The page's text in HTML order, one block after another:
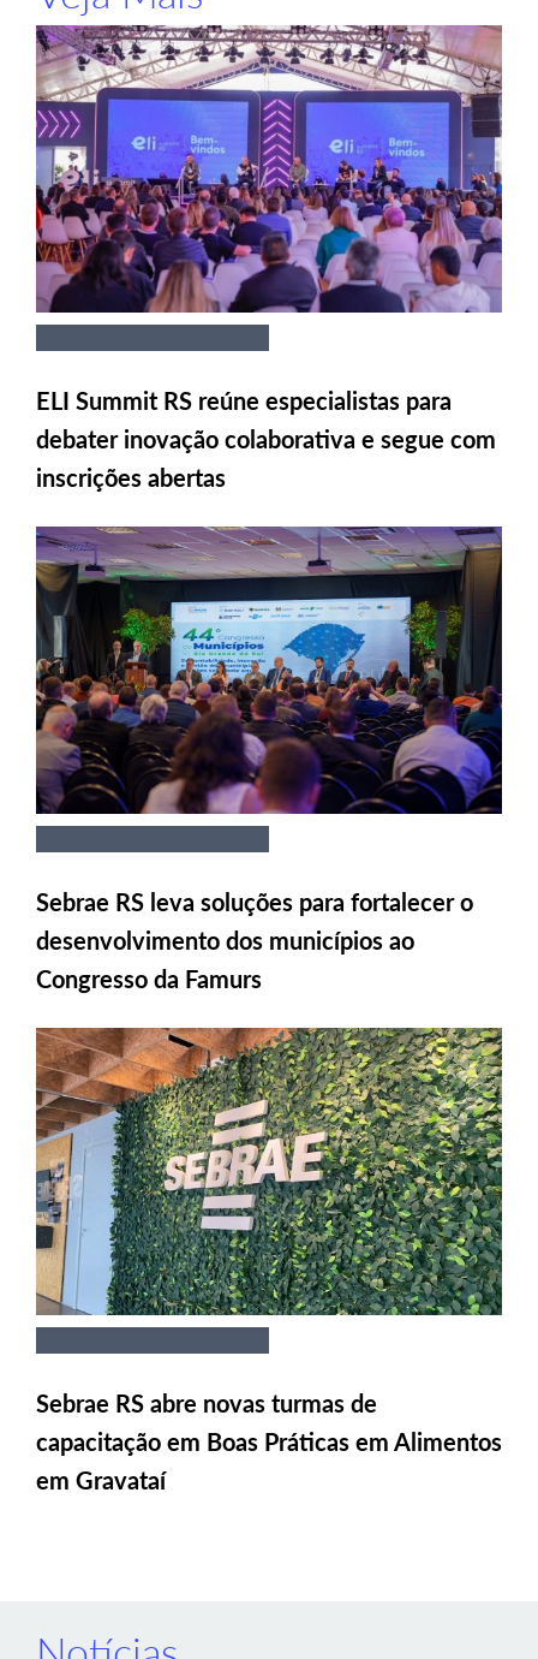
ELI Summit RS reúne especialistas para
debater inovação colaborativa e segue com
inscrições abertas
Sebrae RS leva soluções para fortalecer o
desenvolvimento dos municípios ao
Congresso da Famurs
Sebrae RS abre novas turmas de
capacitação em Boas Práticas em Alimentos
em Gravataí